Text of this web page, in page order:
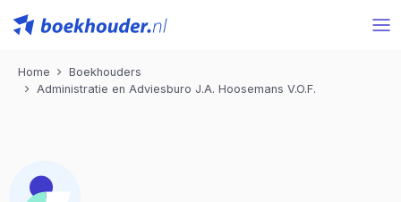
Home
Boekhouders
Administratie en Adviesburo J.A. Hoosemans V.O.F.